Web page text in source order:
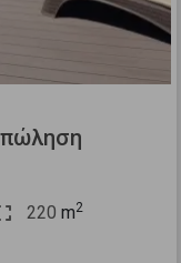
πώληση
220 m2